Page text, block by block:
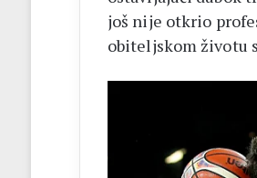
još nije otkrio
obiteljskom životu